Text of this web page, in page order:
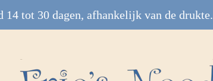
14 tot 30 dagen, afhankelijk van de drukte.